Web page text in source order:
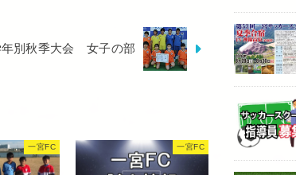
別秋季大会 女子の部
一宮FC 一宮FC